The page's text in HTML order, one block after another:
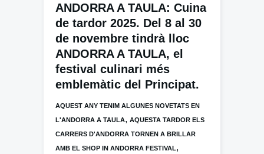
ANDORRA A TAULA: Cuina
de tardor 2025. Del 8 al 30
de novembre tindrà lloc
ANDORRA A TAULA, el
festival culinari més
emblemàtic del Principat.
AQUEST ANY TENIM ALGUNES NOVETATS EN
L'ANDORRA A TAULA, AQUESTA TARDOR ELS
CARRERS D'ANDORRA TORNEN A BRILLAR
AMB EL SHOP IN ANDORRA FESTIVAL,